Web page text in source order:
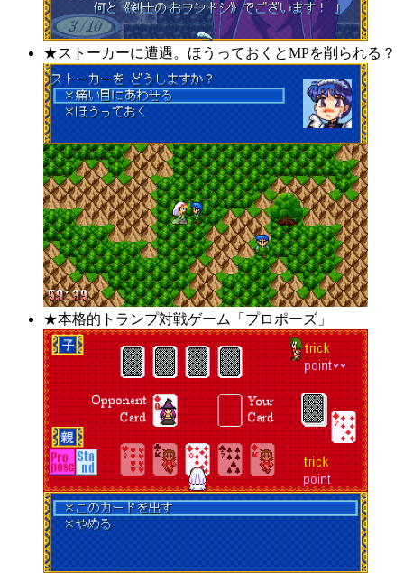
★ストーカーに遭遇。ほうっておくとMPを削られる？
★本格的トランプ対戦ゲーム「プロポーズ」